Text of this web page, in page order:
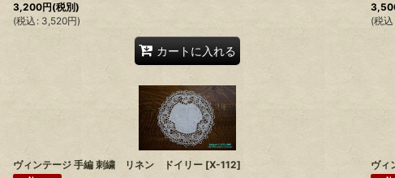
3,200円(税別)
(税込 : 3,520円)
カートに入れる
(税込
ヴィンテージ 手編 刺繍 リネン ドイリー [X-112] ヴィ